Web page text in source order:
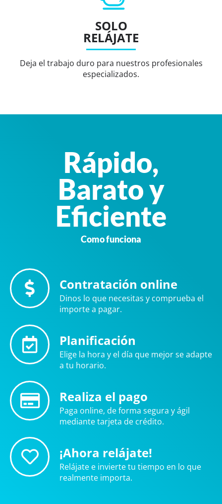
SOLO
RELÁJATE
Deja el trabajo duro para nuestros profesionales
especializados.
Rápido,
Barato y
Eficiente
Como funciona
Contratación online
Dinos lo que necesitas y comprueba el
importe a pagar.
Planificación
Elige la hora y el día que mejor se adapte
a tu horario.
Realiza el pago
Paga online, de forma segura y ágil
mediante tarjeta de crédito.
¡Ahora relájate!
Relájate e invierte tu tiempo en lo que
realmente importa.